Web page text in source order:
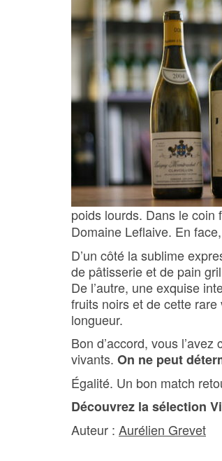
poids lourds. Dans le coin
Domaine Leflaive. En
D’un côté la sublime
de pâtisserie et de pain
De l’autre, une exquise
fruits noirs et de cette
longueur.
Bon d’accord, vous
vivants. On ne peut
Égalité. Un bon match
Découvrez la sélection
Auteur : Aurélien Grevet